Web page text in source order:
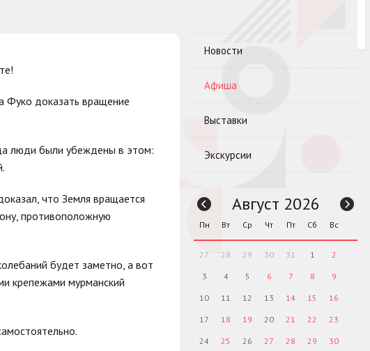
Фуко доказать вращение
люди были убеждены в этом:
что Земля вращается
противоположную
будет заметно, а вот
крепежами мурманский
Новости
Афиша
Выставки
Экскурсии
Август 2026
Пн Вт Ср Чт Пт Сб Вс
27 28 29 30 31 1 2
3 4 5 6 7 8 9
10 11 12 13 14 15 16
17 18 19 20 21 22 23
24 25 26 27 28 29 30